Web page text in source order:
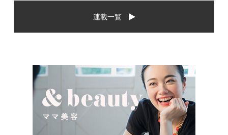
いし、たくさん使ってもらえ
るものをプレゼントしたい。
んなものなのでしょうか。ま
た、出産祝いに関して気をつ
連載一覧